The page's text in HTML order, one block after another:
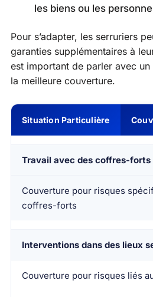
les biens ou les
Pour s’adapter, les serruriers
garanties supplémentaires à
est important de parler avec
la meilleure couverture.
Situation Particulière
Travail avec des coffres-forts
Couverture pour risques
coffres-forts
Interventions dans des lieux
Couverture pour risques liés